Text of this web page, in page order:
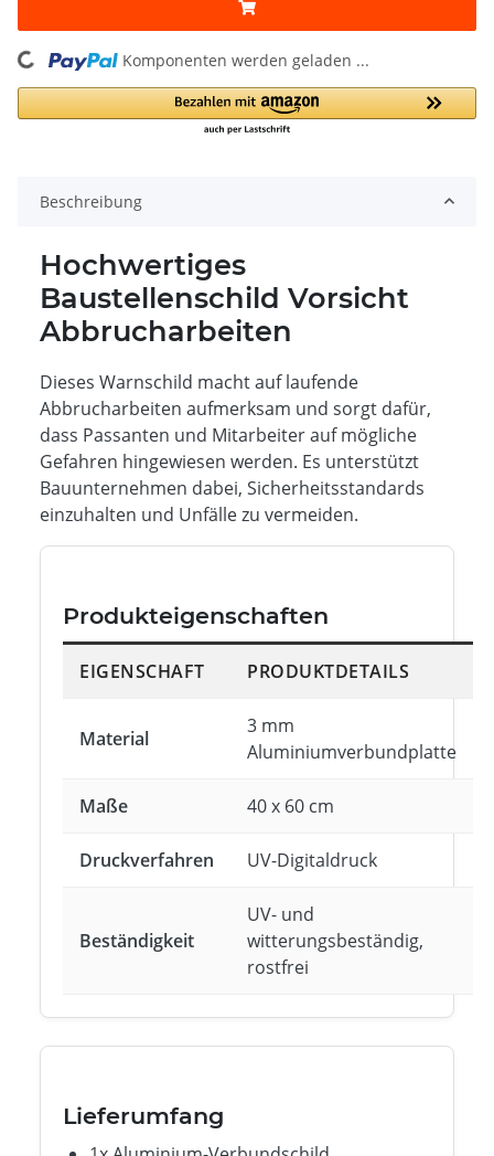
Komponenten werden geladen ...
Beschreibung
Hochwertiges
Baustellenschild Vorsicht
Abbrucharbeiten
Dieses Warnschild macht auf laufende
Abbrucharbeiten aufmerksam und sorgt dafür,
dass Passanten und Mitarbeiter auf mögliche
Gefahren hingewiesen werden. Es unterstützt
Bauunternehmen dabei, Sicherheitsstandards
einzuhalten und Unfälle zu vermeiden.
Produkteigenschaften
EIGENSCHAFT PRODUKTDETAILS
Material
3 mm
Aluminiumverbundplatte
Maße 40 x 60 cm
Druckverfahren UV-Digitaldruck
Beständigkeit
UV- und
witterungsbeständig,
rostfrei
Lieferumfang